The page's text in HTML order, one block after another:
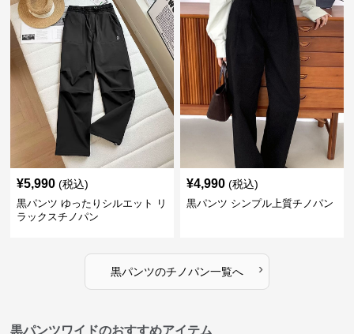
¥5,990 (税込)
黒パンツ ゆったりシルエット リ
ラックスチノパン
¥4,990 (税込)
黒パンツ シンプル上質チノパン
黒パンツのチノパン一覧へ ›
黒パンツワイドのおすすめアイテム